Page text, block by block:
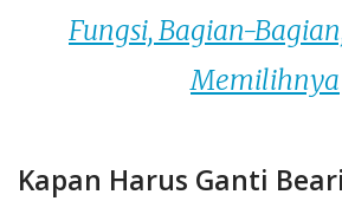
Fungsi, Bagian-
Memilihnya
Kapan Harus Ganti